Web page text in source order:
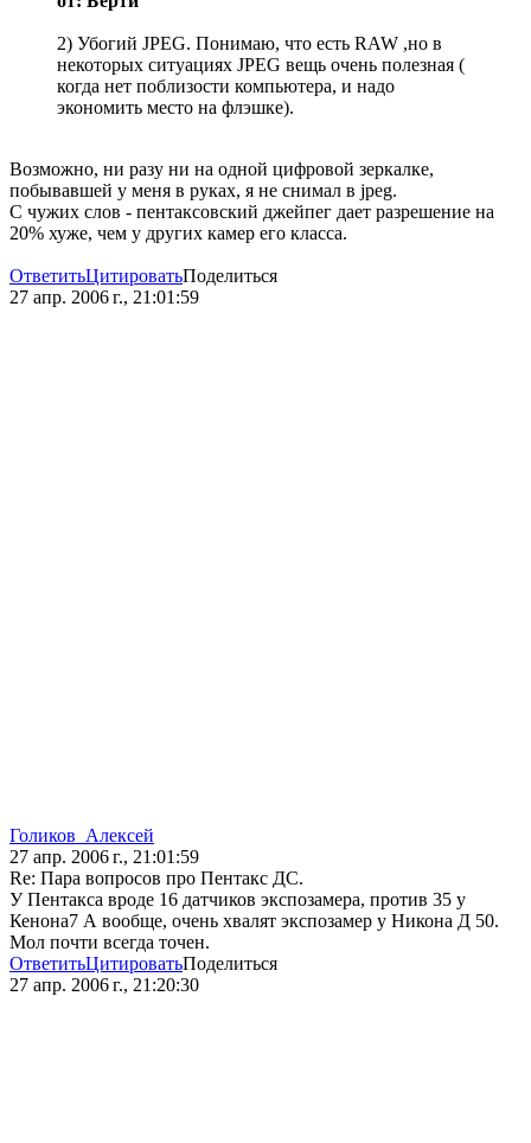
2) Убогий JPEG. Понимаю, что есть RAW ,но в
некоторых ситуациях JPEG вещь очень полезная (
когда нет поблизости компьютера, и надо
экономить место на флэшке).
Возможно, ни разу ни на одной цифровой зеркалке,
побывавшей у меня в руках, я не снимал в jpeg.
С чужих слов - пентаксовский джейпег дает разрешение на
20% хуже, чем у других камер его класса.
ОтветитьЦитироватьПоделиться
27 апр. 2006 г., 21:01:59
Голиков_Алексей
27 апр. 2006 г., 21:01:59
Re: Пара вопросов про Пентакс ДС.
У Пентакса вроде 16 датчиков экспозамера, против 35 у
Кенона7 А вообще, очень хвалят экспозамер у Никона Д 50.
Мол почти всегда точен.
ОтветитьЦитироватьПоделиться
27 апр. 2006 г., 21:20:30